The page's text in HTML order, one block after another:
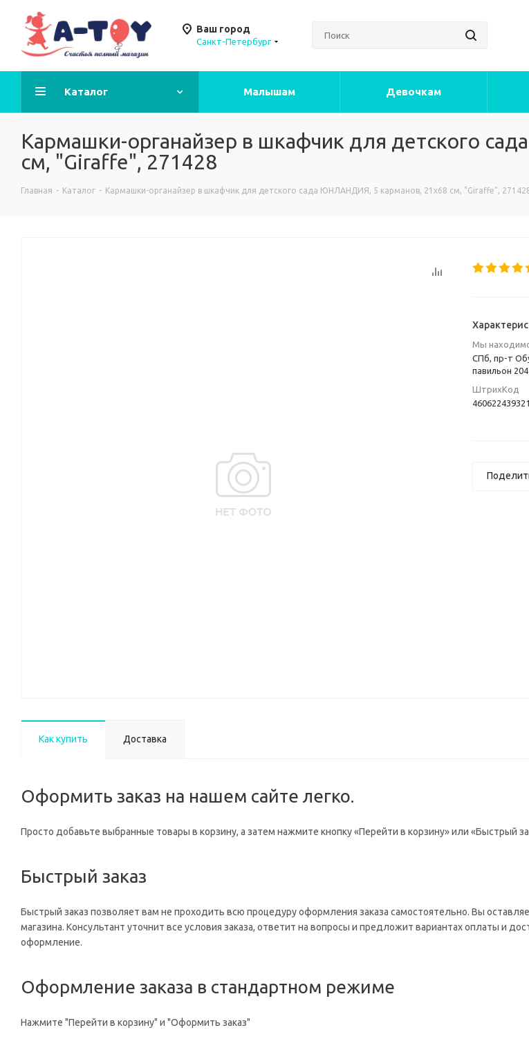
Ваш город
Санкт-Петербург
Каталог Малышам Девочкам
Кармашки-органайзер в шкафчик для детского
см, "Giraffe", 271428
Главная - Каталог - Кармашки-органайзер в шкафчик для детского сада ЮНЛАНДИЯ, 5 карманов, 21х68 см, "Giraffe",
Мы
СПб, пр-т
павильон
ШтрихКод
Как купить Доставка
Оформить заказ на нашем сайте легко.
Просто добавьте выбранные товары в корзину, а затем нажмите кнопку «Перейти в корзину» или «Быстрый
Быстрый заказ
Быстрый заказ позволяет вам не проходить всю процедуру оформления заказа самостоятельно. Вы
магазина. Консультант уточнит все условия заказа, ответит на вопросы и предложит вариантах оплаты и
оформление.
Оформление заказа в стандартном режиме
Нажмите "Перейти в корзину" и "Оформить заказ"